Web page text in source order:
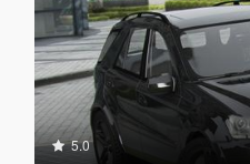
5.0